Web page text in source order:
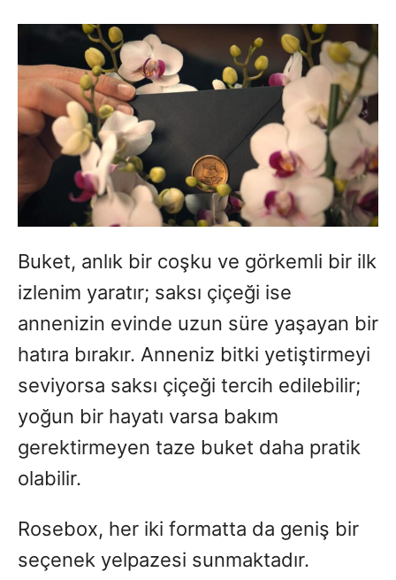
Buket, anlık bir coşku ve görkemli bir ilk
izlenim yaratır; saksı çiçeği ise
annenizin evinde uzun süre yaşayan bir
hatıra bırakır. Anneniz bitki yetiştirmeyi
seviyorsa saksı çiçeği tercih edilebilir;
yoğun bir hayatı varsa bakım
gerektirmeyen taze buket daha pratik
olabilir.
Rosebox, her iki formatta da geniş bir
seçenek yelpazesi sunmaktadır.